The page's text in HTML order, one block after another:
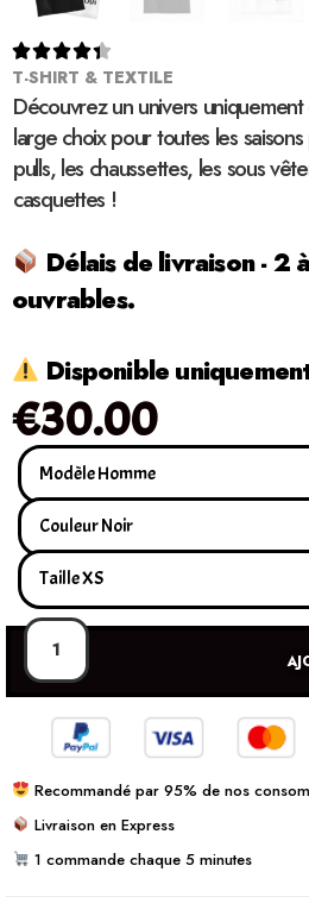

T-SHIRT & TEXTILE
Découvrez un univers
large choix pour toutes les
pulls, les chaussettes, les sous
casquettes !
Délais de livraison - 2
ouvrables.
Disponible
€30.00
Recommandé par 95% de nos
Livraison en Express
1 commande chaque 5 minutes